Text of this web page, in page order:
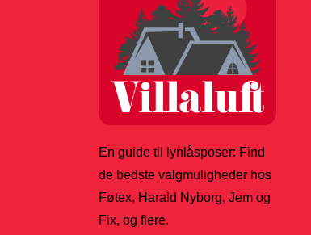
En guide til lynlåsposer: Find
de bedste valgmuligheder hos
Føtex, Harald Nyborg, Jem og
Fix, og flere.